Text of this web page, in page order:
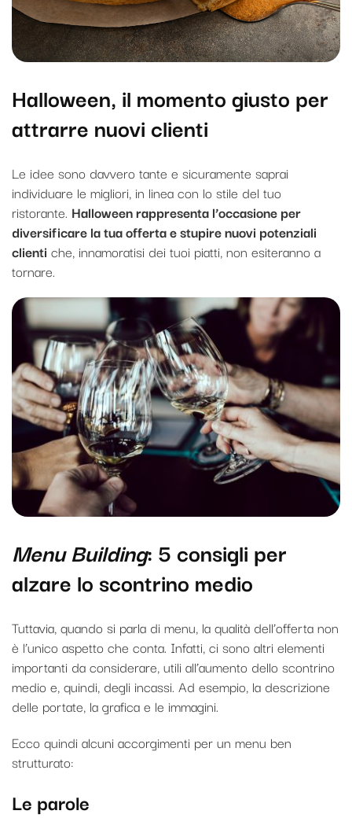
Halloween, il momento giusto per
attrarre nuovi clienti
Le idee sono davvero tante e sicuramente saprai
individuare le migliori, in linea con lo stile del tuo
ristorante. Halloween rappresenta l’occasione per
diversificare la tua offerta e stupire nuovi potenziali
clienti che, innamoratisi dei tuoi piatti, non esiteranno a
tornare.
Menu Building: 5 consigli per
alzare lo scontrino medio
Tuttavia, quando si parla di menu, la qualità dell’offerta non
è l’unico aspetto che conta. Infatti, ci sono altri elementi
importanti da considerare, utili all’aumento dello scontrino
medio e, quindi, degli incassi. Ad esempio, la descrizione
delle portate, la grafica e le immagini.
Ecco quindi alcuni accorgimenti per un menu ben
strutturato:
Le parole